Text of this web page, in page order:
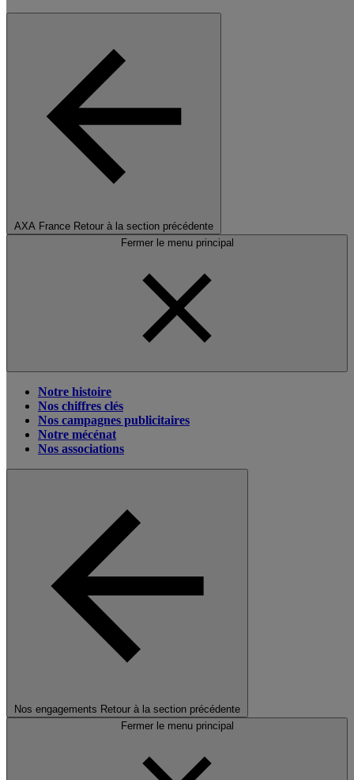
AXA France Retour à la section précédente
Fermer le menu principal
Notre histoire
Nos chiffres clés
Nos campagnes publicitaires
Notre mécénat
Nos associations
Nos engagements Retour à la section précédente
Fermer le menu principal